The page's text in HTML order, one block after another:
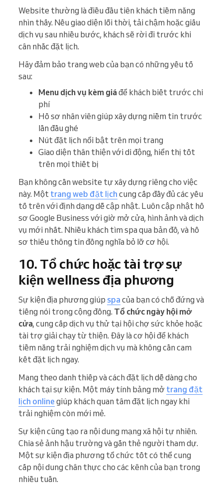
Website thường là điều đầu tiên khách tiềm năng
nhìn thấy. Nếu giao diện lỗi thời, tải chậm hoặc giấu
dịch vụ sau nhiều bước, khách sẽ rời đi trước khi
cân nhắc đặt lịch.
Hãy đảm bảo trang web của bạn có những yếu tố
sau:
Menu dịch vụ kèm giáđể khách biết trước chi
phí
Hồ sơ nhân viên giúp xây dựng niềm tin trước
lần đầu ghé
Nút đặt lịch nổi bật trên mọi trang
Giao diện thân thiện với di động, hiển thị tốt
trên mọi thiết bị
Bạn không cần website tự xây dựng riêng cho việc
này. Một trang web đặt lịch cung cấp đầy đủ các yếu
tố trên với định dạng dễ cập nhật. Luôn cập nhật hồ
sơ Google Business với giờ mở cửa, hình ảnh và dịch
vụ mới nhất. Nhiều khách tìm spa qua bản đồ, và hồ
sơ thiếu thông tin đồng nghĩa bỏ lỡ cơ hội.
10. Tổ chức hoặc tài trợ sự
kiện wellness địa phương
Sự kiện địa phương giúp spa của bạn có chỗ đứng và
tiếng nói trong cộng đồng. Tổ chức ngày hội mở
cửa, cung cấp dịch vụ thử tại hội chợ sức khỏe hoặc
tài trợ giải chạy từ thiện. Đây là cơ hội để khách
tiềm năng trải nghiệm dịch vụ mà không cần cam
kết đặt lịch ngay.
Mang theo danh thiếp và cách đặt lịch dễ dàng cho
khách tại sự kiện. Một máy tính bảng mở trang đặt
lịch online giúp khách quan tâm đặt lịch ngay khi
trải nghiệm còn mới mẻ.
Sự kiện cũng tạo ra nội dung mạng xã hội tự nhiên.
Chia sẻ ảnh hậu trường và gắn thẻ người tham dự.
Một sự kiện địa phương tổ chức tốt có thể cung
cấp nội dung chân thực cho các kênh của bạn trong
nhiều tuần.